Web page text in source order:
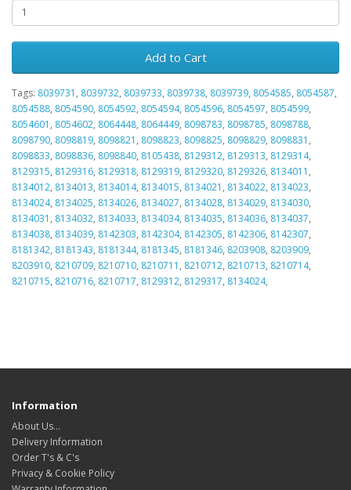
Add to Cart
Tags: 8039731 , 8039732, 8039733, 8039738, 8039739, 8054585, 8054587,
8054588, 8054590, 8054592, 8054594, 8054596, 8054597, 8054599,
8054601 , 8054602, 8064448, 8064449, 8098783, 8098785, 8098788,
8098790, 8098819, 8098821 , 8098823, 8098825, 8098829, 8098831 ,
8098833, 8098836, 8098840, 8105438, 8129312, 8129313, 8129314,
8129315, 8129316, 8129318, 8129319, 8129320, 8129326, 8134011 ,
8134012, 8134013, 8134014, 8134015, 8134021 , 8134022, 8134023,
8134024, 8134025, 8134026, 8134027, 8134028, 8134029, 8134030,
8134031 , 8134032, 8134033, 8134034, 8134035, 8134036, 8134037,
8134038, 8134039, 8142303, 8142304, 8142305, 8142306, 8142307,
8181342, 8181343, 8181344, 8181345, 8181346, 8203908, 8203909,
8203910, 8210709, 8210710, 8210711 , 8210712, 8210713, 8210714,
8210715, 8210716, 8210717, 8129312, 8129317, 8134024,
Information
About Us…
Delivery Information
Order T's & C's
Privacy & Cookie Policy